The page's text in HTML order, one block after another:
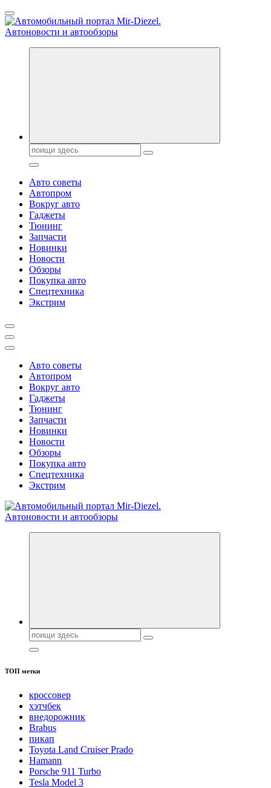
Перейти
к
содержанию
Справочник автомобилиста. Обзор новинок популярных
Поиск:
Авто советы
Автопром
Вокруг авто
Гаджеты
Тюнинг
Запчасти
Новинки
Новости
Обзоры
Покупка авто
Спецтехника
Экстрим
Авто советы
Автопром
Вокруг авто
Гаджеты
Тюнинг
Запчасти
Новинки
Новости
Обзоры
Покупка авто
Спецтехника
Экстрим
Справочник автомобилиста. Обзор новинок популярных
Поиск:
ТОП метки
кроссовер
хэтчбек
внедорожник
Brabus
пикап
Toyota Land Cruiser Prado
Hamann
Porsche 911 Turbo
Tesla Model 3